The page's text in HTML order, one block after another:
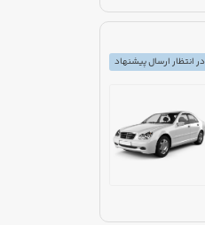
در انتظار ارسال پیشنهاد